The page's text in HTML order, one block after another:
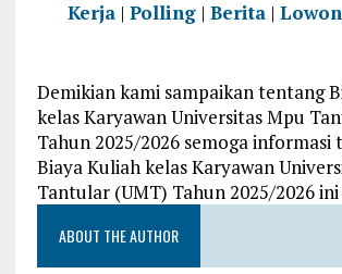
Kerja |Polling |Berita |
Demikian kami sampaikan tentang
kelas Karyawan Universitas Mpu
Tahun 2025/2026 semoga informasi
Biaya Kuliah kelas Karyawan
Tantular (UMT) Tahun 2025/2026
ABOUT THE AUTHOR